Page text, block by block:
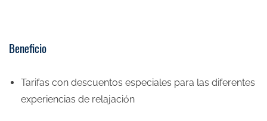
Beneficio
Tarifas con descuentos especiales para las diferentes
experiencias de relajación